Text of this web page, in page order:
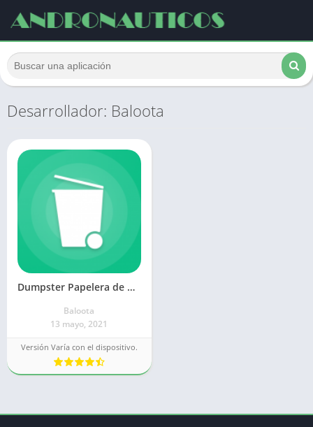
Desarrollador: Baloota
Dumpster Papelera de Reciclaje
Baloota
13 mayo, 2021
Versión Varía con el dispositivo.